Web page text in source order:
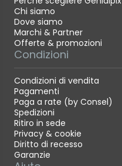
Chi siamo
Dove siamo
Marchi & Partner
Offerte & promozioni
Condizioni
Condizioni di vendita
Pagamenti
Paga a rate (by Consel)
Spedizioni
Ritiro in sede
Privacy & cookie
Diritto di recesso
Garanzie